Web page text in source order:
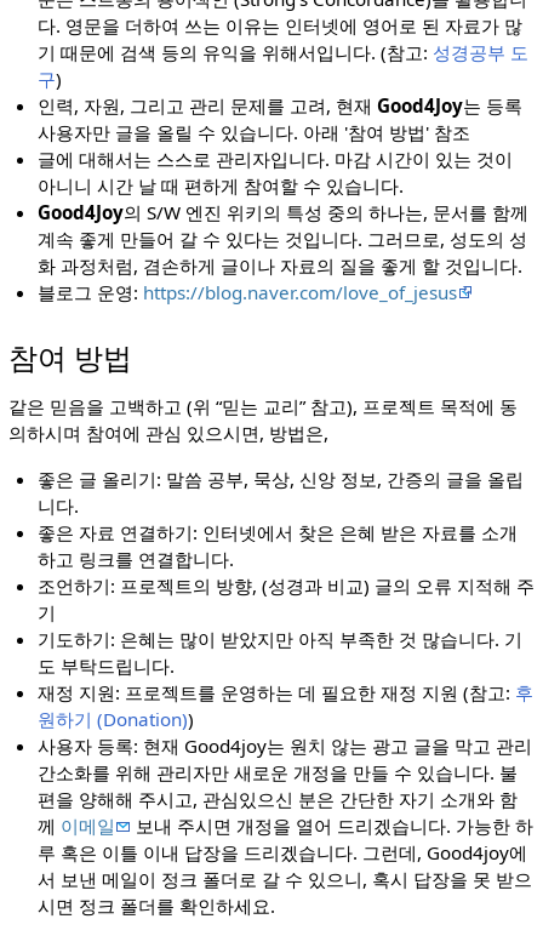
다. 영문을 더하여 쓰는 이유는 인터넷에 영어로 된 자료가 많
기 때문에 검색 등의 유익을 위해서입니다. (참고: 성경공부 도
구)
인력, 자원, 그리고 관리 문제를 고려, 현재Good4Joy는 등록
사용자만 글을 올릴 수 있습니다. 아래 '참여 방법' 참조
글에 대해서는 스스로 관리자입니다. 마감 시간이 있는 것이
아니니 시간 날 때 편하게 참여할 수 있습니다.
Good4Joy의 S/W 엔진 위키의 특성 중의 하나는, 문서를 함께
계속 좋게 만들어 갈 수 있다는 것입니다. 그러므로, 성도의 성
화 과정처럼, 겸손하게 글이나 자료의 질을 좋게 할 것입니다.
블로그 운영: https://blog.naver.com/love_of_jesus
참여 방법
같은 믿음을 고백하고 (위 “믿는 교리” 참고), 프로젝트 목적에 동
의하시며 참여에 관심 있으시면, 방법은,
좋은 글 올리기: 말씀 공부, 묵상, 신앙 정보, 간증의 글을 올립
니다.
좋은 자료 연결하기: 인터넷에서 찾은 은혜 받은 자료를 소개
하고 링크를 연결합니다.
조언하기: 프로젝트의 방향, (성경과 비교) 글의 오류 지적해 주
기
기도하기: 은혜는 많이 받았지만 아직 부족한 것 많습니다. 기
도 부탁드립니다.
재정 지원: 프로젝트를 운영하는 데 필요한 재정 지원 (참고: 후
원하기 (Donation))
사용자 등록: 현재 Good4joy는 원치 않는 광고 글을 막고 관리
간소화를 위해 관리자만 새로운 개정을 만들 수 있습니다. 불
편을 양해해 주시고, 관심있으신 분은 간단한 자기 소개와 함
께 이메일
보내 주시면 개정을 열어 드리겠습니다. 가능한 하
루 혹은 이틀 이내 답장을 드리겠습니다. 그런데, Good4joy에
서 보낸 메일이 정크 폴더로 갈 수 있으니, 혹시 답장을 못 받으
시면 정크 폴더를 확인하세요.